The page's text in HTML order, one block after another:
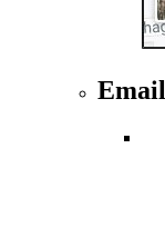
Email